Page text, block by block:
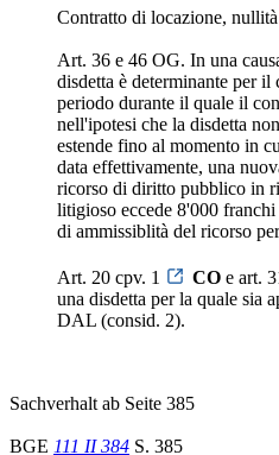
Contratto di locazione,
Art. 36 e 46 OG. In una
disdetta è determinante per
periodo durante il quale il
nell'ipotesi che la disdetta
estende fino al momento in
data effettivamente, una
ricorso di diritto pubblico in
litigioso eccede 8'000
di ammissiblità del ricorso
Art. 20 cpv. 1 CO e art.
una disdetta per la quale sia
DAL (consid. 2).
Sachverhalt ab Seite 385
BGE 111 II 384 S. 385